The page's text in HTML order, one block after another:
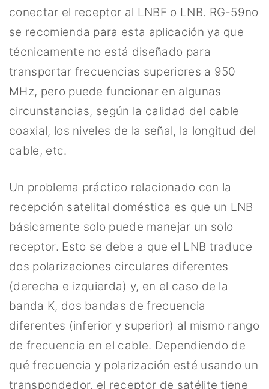
conectar el receptor al LNBF o LNB. RG-59no
se recomienda para esta aplicación ya que
técnicamente no está diseñado para
transportar frecuencias superiores a 950
MHz, pero puede funcionar en algunas
circunstancias, según la calidad del cable
coaxial, los niveles de la señal, la longitud del
cable, etc.
Un problema práctico relacionado con la
recepción satelital doméstica es que un LNB
básicamente solo puede manejar un solo
receptor. Esto se debe a que el LNB traduce
dos polarizaciones circulares diferentes
(derecha e izquierda) y, en el caso de la
banda K, dos bandas de frecuencia
diferentes (inferior y superior) al mismo rango
de frecuencia en el cable. Dependiendo de
qué frecuencia y polarización esté usando un
transpondedor, el receptor de satélite tiene